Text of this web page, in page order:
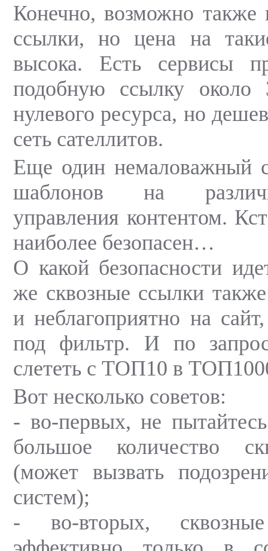
Конечно, возможно также
ссылки, но цена на
высока. Есть сервисы
подобную ссылку
нулевого ресурса, но
сеть сателлитов.
Еще один немаловажный
шаблонов на
управления контентом.
наиболее безопасен…
О какой безопасности
же сквозные ссылки
и неблагоприятно на
под фильтр. И по
слететь с ТОП10 в
Вот несколько советов:
- во-первых, не
большое количество
(может вызвать
систем);
- во-вторых,